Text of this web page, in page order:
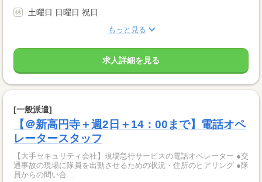
土曜日 日曜日 祝日
もっと見る
求人詳細を見る
[一般派遣]
【＠新高円寺＋週2日＋14：00まで】電話オペ
レータースタッフ
【大手セキュリティ会社】現場急行サービスの電話オペレーター ●交
通事故の現場に隊員を出動させるための状況・住所のヒアリング ●隊
員からの問い合...